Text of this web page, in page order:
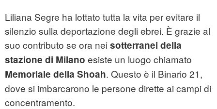
Liliana Segre ha lottato tutta la vita per evitare il
silenzio sulla deportazione degli ebrei. È grazie al
suo contributo se ora nei sotterranei della
stazione di Milano esiste un luogo chiamato
Memoriale della Shoah. Questo è il Binario 21,
dove si imbarcarono le persone dirette ai campi di
concentramento.